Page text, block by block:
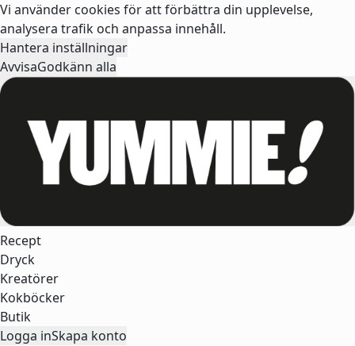
Vi använder cookies för att förbättra din upplevelse,
analysera trafik och anpassa innehåll.
Hantera inställningar
AvvisaGodkänn alla
Recept
Dryck
Kreatörer
Kokböcker
Butik
Logga inSkapa konto